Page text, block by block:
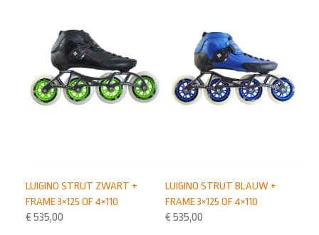
LUIGINO STRUT BLAUW +
FRAME 3×125 OF 4×110
€ 535,00
LUIGINO STRUT ZWART +
FRAME 3×125 OF 4×110
€ 535,00